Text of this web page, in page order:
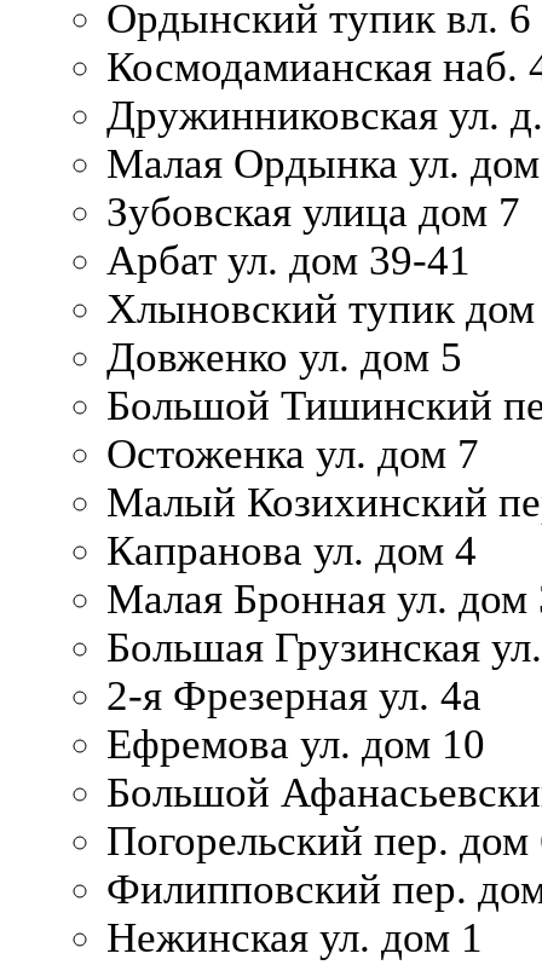
Ордынский тупик вл. 6
Космодамианская наб.
Дружинниковская ул.
Малая Ордынка ул.
Зубовская улица дом 7
Арбат ул. дом 39-41
Хлыновский тупик
Довженко ул. дом 5
Большой Тишинский
Остоженка ул. дом 7
Малый Козихинский
Капранова ул. дом 4
Малая Бронная ул. дом
Большая Грузинская
2-я Фрезерная ул. 4а
Ефремова ул. дом 10
Большой
Погорельский пер. дом
Филипповский пер.
Нежинская ул. дом 1